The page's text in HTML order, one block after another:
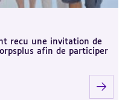
recu une invitation de
afin de participer